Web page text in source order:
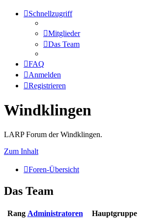
Schnellzugriff
Mitglieder
Das Team
FAQ
Anmelden
Registrieren
Windklingen
LARP Forum der Windklingen.
Zum Inhalt
Foren-Übersicht
Das Team
Rang Administratoren Hauptgruppe